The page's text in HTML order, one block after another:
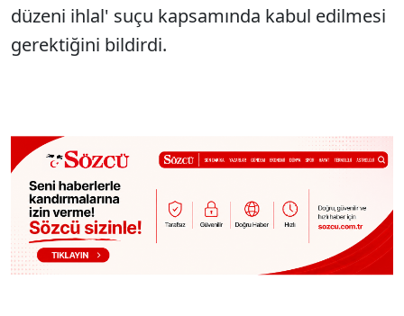
düzeni ihlal' suçu kapsamında kabul edilmesi
gerektiğini bildirdi.